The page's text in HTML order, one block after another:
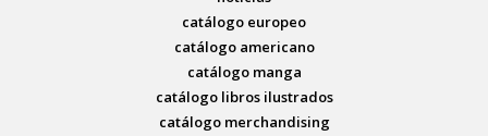
catálogo europeo
catálogo americano
catálogo manga
catálogo libros ilustrados
catálogo merchandising